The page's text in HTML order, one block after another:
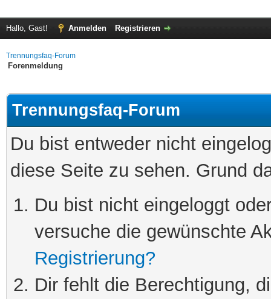
Hallo, Gast! Anmelden Registrieren
Trennungsfaq-Forum
Forenmeldung
Trennungsfaq-Forum
Du bist entweder nicht
diese Seite zu sehen. Grund
Du bist nicht eingeloggt
versuche die gewünschte
Registrierung?
Dir fehlt die Berechtigung,